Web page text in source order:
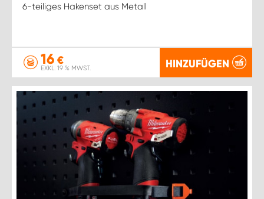
6-teiliges Hakenset aus Metall
16 €
EXKL. 19 % MWST. HINZUFÜGEN